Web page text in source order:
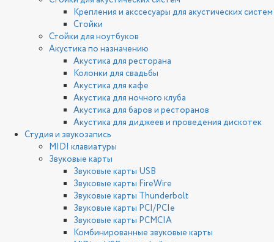
Крепления и акссесуары для акустических систем
Стойки
Стойки для ноутбуков
Акустика по назначению
Акустика для ресторана
Колонки для свадьбы
Акустика для кафе
Акустика для ночного клуба
Акустика для баров и ресторанов
Акустика для диджеев и проведения дискотек
Студия и звукозапись
MIDI клавиатуры
Звуковые карты
Звуковые карты USB
Звуковые карты FireWire
Звуковые карты Thunderbolt
Звуковые карты PCI/PCIe
Звуковые карты PCMCIA
Комбинированные звуковые карты